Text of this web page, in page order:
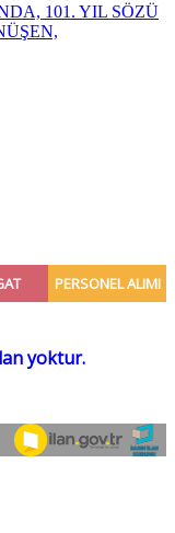
101. YIL SÖZÜ